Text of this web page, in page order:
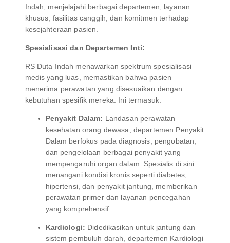
Indah, menjelajahi berbagai departemen, layanan
khusus, fasilitas canggih, dan komitmen terhadap
kesejahteraan pasien.
Spesialisasi dan Departemen Inti:
RS Duta Indah menawarkan spektrum spesialisasi
medis yang luas, memastikan bahwa pasien
menerima perawatan yang disesuaikan dengan
kebutuhan spesifik mereka. Ini termasuk:
Penyakit Dalam: Landasan perawatan
kesehatan orang dewasa, departemen Penyakit
Dalam berfokus pada diagnosis, pengobatan,
dan pengelolaan berbagai penyakit yang
mempengaruhi organ dalam. Spesialis di sini
menangani kondisi kronis seperti diabetes,
hipertensi, dan penyakit jantung, memberikan
perawatan primer dan layanan pencegahan
yang komprehensif.
Kardiologi: Didedikasikan untuk jantung dan
sistem pembuluh darah, departemen Kardiologi